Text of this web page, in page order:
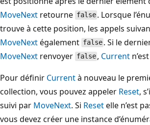
MoveNext retourne false . Lorsque
trouve à cette position, les appels
MoveNextégalement false . Si le
MoveNext renvoyer false , Current
Pour définir Currentà nouveau le
collection, vous pouvez appeler Reset,
suivi par MoveNext. Si Resetelle n’est
vous devez créer une instance